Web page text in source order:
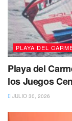
PLAYA DEL
Playa del
los Juegos
JULIO 30, 2026